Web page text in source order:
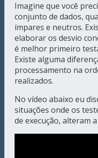
Imagine que você
conjunto de dados,
ímpares e neutros.
elaborar os desvio
é melhor primeiro
Existe alguma
processamento na
realizados.
No vídeo abaixo eu
situações onde os
de execução, alteram